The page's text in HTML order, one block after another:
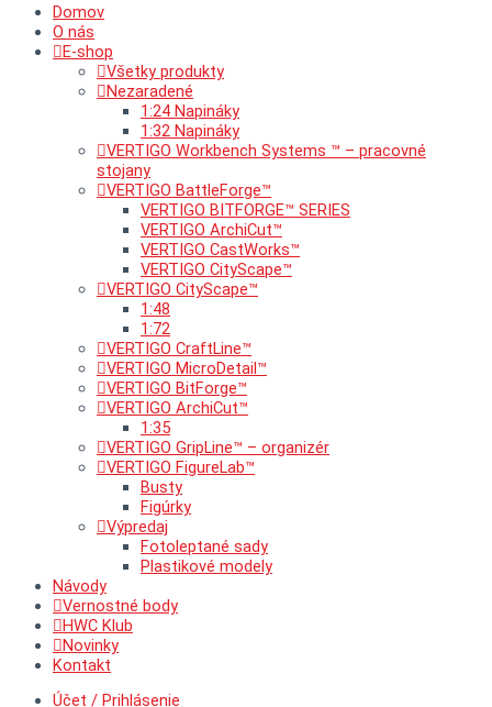
Domov
O nás
E-shop
Všetky produkty
Nezaradené
1:24 Napináky
1:32 Napináky
VERTIGO Workbench Systems ™ – pracovné
stojany
VERTIGO BattleForge™
VERTIGO BITFORGE™ SERIES
VERTIGO ArchiCut™
VERTIGO CastWorks™
VERTIGO CityScape™
VERTIGO CityScape™
1:48
1:72
VERTIGO CraftLine™
VERTIGO MicroDetail™
VERTIGO BitForge™
VERTIGO ArchiCut™
1:35
VERTIGO GripLine™ – organizér
VERTIGO FigureLab™
Busty
Figúrky
Výpredaj
Fotoleptané sady
Plastikové modely
Návody
Vernostné body
HWC Klub
Novinky
Kontakt
Účet / Prihlásenie